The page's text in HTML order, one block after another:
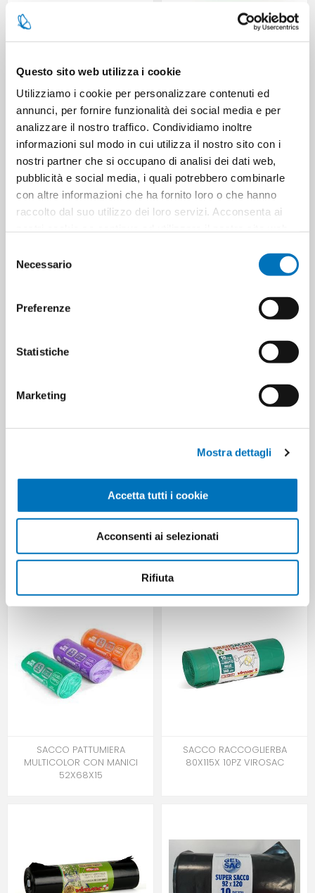
Questo sito web utilizza i cookie
Utilizziamo i cookie per personalizzare contenuti ed
annunci, per fornire funzionalità dei social media e per
analizzare il nostro traffico. Condividiamo inoltre
informazioni sul modo in cui utilizza il nostro sito con i
nostri partner che si occupano di analisi dei dati web,
pubblicità e social media, i quali potrebbero combinarle
con altre informazioni che ha fornito loro o che hanno
raccolto dal suo utilizzo dei loro servizi. Acconsenta ai
delNecessario
Preferenze
Statistiche
Marketing
Mostra dettagli
Accetta tutti i cookie
Acconsenti ai selezionati
Rifiuta
SACCO PATT.ALL TIME
55X65X12-MANIG.AZZURRO
SACCO PATTUME ALL TIME 40
LITRI 55X65X12 CON MANICI
ROSA
BAGNO 42X55X30
COLORATO 52X54X15
PROFUMATO
SECCO 70X110X10 YELLOW
SACCO PATTUMIERA ALL TIME
50X60X20 ROTOLO
SACCO PATTUMIERA
MULTICOLOR CON MANICI
52X68X15
SACCO RACCOGLIERBA
80X115X 10PZ VIROSAC